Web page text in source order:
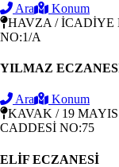
Ara
Konum
HAVZA / İCADİYE
NO:1/A
YILMAZ
Ara
Konum
KAVAK / 19
CADDESİ NO:75
ELİF ECZANESİ